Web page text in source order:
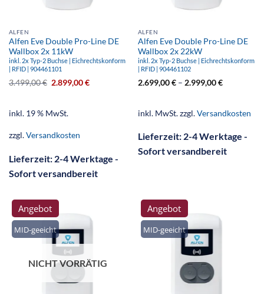
ALFEN
Alfen Eve Double Pro-Line DE
Wallbox 2x 11kW
inkl. 2x Typ-2 Buchse | Eichrechtskonform
| RFID | 904461101
3.499,00€ 2.899,00€
inkl. 19 % MwSt.
zzgl.Versandkosten
Lieferzeit: 2-4 Werktage -
Sofort versandbereit
ALFEN
Alfen Eve Double Pro-Line DE
Wallbox 2x 22kW
inkl. 2x Typ-2 Buchse | Eichrechtskonform
| RFID | 904461102
2.699,00€– 2.999,00€
inkl. MwSt.zzgl.Versandkosten
Lieferzeit: 2-4 Werktage -
Sofort versandbereit
MID-geeicht
Angebot
NICHT VORRÄTIG
MID-geeicht
Angebot